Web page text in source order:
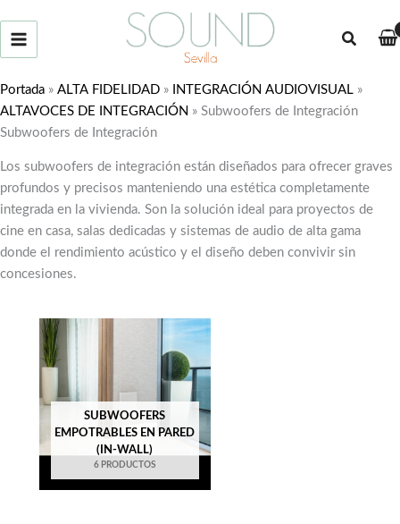
Buscar
Portada » ALTA FIDELIDAD » INTEGRACIÓN AUDIOVISUAL »
ALTAVOCES DE INTEGRACIÓN » Subwoofers de Integración
Subwoofers de Integración
Los subwoofers de integración están diseñados para ofrecer graves
profundos y precisos manteniendo una estética completamente
integrada en la vivienda. Son la solución ideal para proyectos de
cine en casa, salas dedicadas y sistemas de audio de alta gama
donde el rendimiento acústico y el diseño deben convivir sin
concesiones.
SUBWOOFERS
EMPOTRABLES EN PARED
(IN-WALL)
6 PRODUCTOS